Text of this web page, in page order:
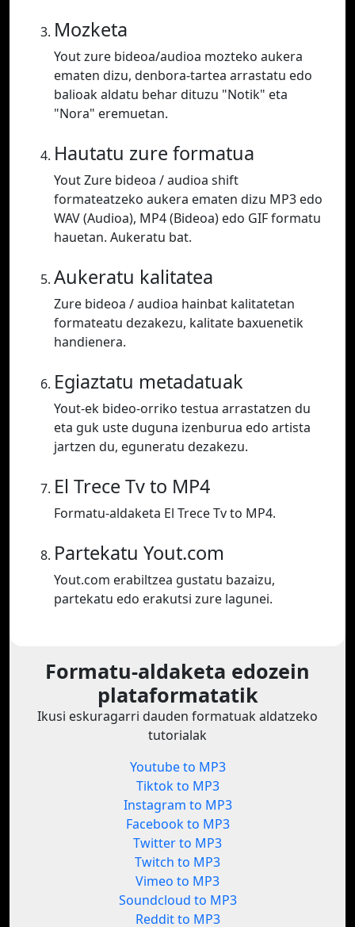
Mozketa
Yout zure bideoa/audioa mozteko aukera
ematen dizu, denbora-tartea arrastatu edo
balioak aldatu behar dituzu "Notik" eta
"Nora" eremuetan.
Hautatu zure formatua
Yout Zure bideoa / audioa shift
formateatzeko aukera ematen dizu MP3 edo
WAV (Audioa), MP4 (Bideoa) edo GIF formatu
hauetan. Aukeratu bat.
Aukeratu kalitatea
Zure bideoa / audioa hainbat kalitatetan
formateatu dezakezu, kalitate baxuenetik
handienera.
Egiaztatu metadatuak
Yout-ek bideo-orriko testua arrastatzen du
eta guk uste duguna izenburua edo artista
jartzen du, eguneratu dezakezu.
El Trece Tv to MP4
Formatu-aldaketa El Trece Tv to MP4.
Partekatu Yout.com
Yout.com erabiltzea gustatu bazaizu,
partekatu edo erakutsi zure lagunei.
Formatu-aldaketa edozein
plataformatatik
Ikusi eskuragarri dauden formatuak aldatzeko
tutorialak
Youtube to MP3
Tiktok to MP3
Instagram to MP3
Facebook to MP3
Twitter to MP3
Twitch to MP3
Vimeo to MP3
Soundcloud to MP3
Reddit to MP3